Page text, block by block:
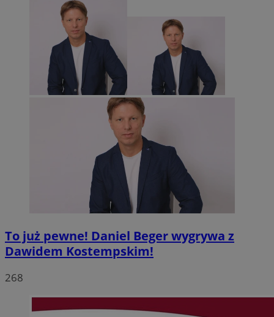
To już pewne! Daniel Beger wygrywa z
Dawidem Kostempskim!
268